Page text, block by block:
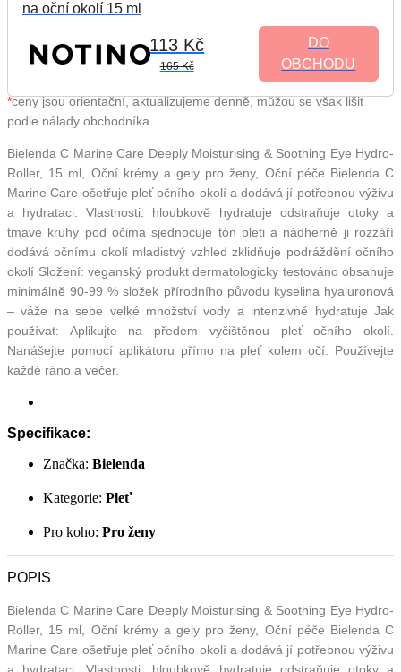
na oční okolí 15 ml
113 Kč
165 Kč
DO
OBCHODU
*ceny jsou orientační, aktualizujeme denně, můžou se však lišit
podle nálady obchodníka
Bielenda C Marine Care Deeply Moisturising & Soothing Eye Hydro-
Roller, 15 ml, Oční krémy a gely pro ženy, Oční péče Bielenda C
Marine Care ošetřuje pleť očního okolí a dodává jí potřebnou výživu
a hydrataci. Vlastnosti: hloubkově hydratuje odstraňuje otoky a
tmavé kruhy pod očima sjednocuje tón pleti a nádherně ji rozzáří
dodává očnímu okolí mladistvý vzhled zklidňuje podráždění očního
okolí Složení: veganský produkt dermatologicky testováno obsahuje
minimálně 90-99 % složek přírodního původu kyselina hyaluronová
–⁠⁠⁠⁠⁠⁠ váže na sebe velké množství vody a intenzivně hydratuje Jak
používat: Aplikujte na předem vyčištěnou pleť očního okolí.
Nanášejte pomocí aplikátoru přímo na pleť kolem očí. Používejte
každé ráno a večer.
Specifikace:
Značka: Bielenda
Kategorie: Pleť
Pro koho: Pro ženy
POPIS
Bielenda C Marine Care Deeply Moisturising & Soothing Eye Hydro-
Roller, 15 ml, Oční krémy a gely pro ženy, Oční péče Bielenda C
Marine Care ošetřuje pleť očního okolí a dodává jí potřebnou výživu
a hydrataci. Vlastnosti: hloubkově hydratuje odstraňuje otoky a